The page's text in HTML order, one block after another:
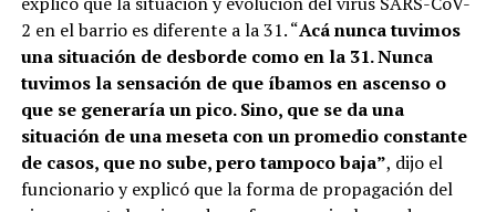
2 en el barrio es diferente a la 31. “Acá nunca tuvimos
una situación de desborde como en la 31. Nunca
tuvimos la sensación de que íbamos en ascenso o
que se generaría un pico. Sino, que se da una
situación de una meseta con un promedio constante
de casos, que no sube, pero tampoco baja”, dijo el
funcionario y explicó que la forma de propagación del